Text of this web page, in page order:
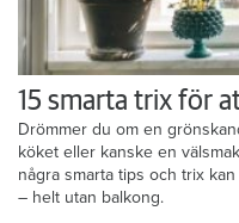
15 smarta trix för
Drömmer du om en
köket eller kanske en
några smarta tips och trix
– helt utan balkong.